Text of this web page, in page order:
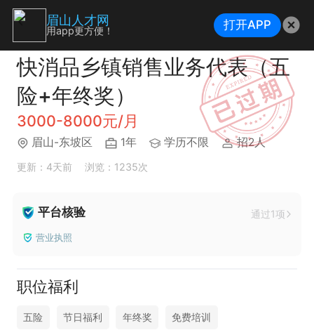
快消品乡镇销售业务代表（五
险+年终奖）
3000-8000元/月
眉山-东坡区 1年 学历不限 招2人
更新：4天前 浏览：1235次
平台核验 通过1项
营业执照
职位福利
五险 节日福利 年终奖 免费培训
眉山人才网
用app更方便！ 打开APP